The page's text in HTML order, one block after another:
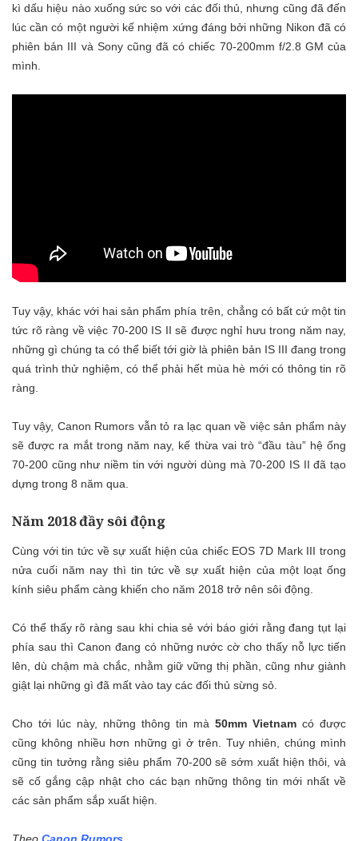
kì dấu hiệu nào xuống sức so với các đối thủ, nhưng cũng đã đến
lúc cần có một người kế nhiệm xứng đáng bởi những Nikon đã có
phiên bản III và Sony cũng đã có chiếc 70-200mm f/2.8 GM của
mình.
Tuy vậy, khác với hai sản phẩm phía trên, chẳng có bất cứ một tin
tức rõ ràng về việc 70-200 IS II sẽ được nghỉ hưu trong năm nay,
những gì chúng ta có thể biết tới giờ là phiên bản IS III đang trong
quá trình thử nghiệm, có thể phải hết mùa hè mới có thông tin rõ
ràng.
Tuy vậy, Canon Rumors vẫn tỏ ra lạc quan về việc sản phẩm này
sẽ được ra mắt trong năm nay, kế thừa vai trò “đầu tàu” hệ ống
70-200 cũng như niềm tin với người dùng mà 70-200 IS II đã tạo
dựng trong 8 năm qua.
Năm 2018 đầy sôi động
Cùng với tin tức về sự xuất hiện của chiếc EOS 7D Mark III trong
nửa cuối năm nay thì tin tức về sự xuất hiện của một loạt ống
kính siêu phẩm càng khiến cho năm 2018 trở nên sôi động.
Có thể thấy rõ ràng sau khi chia sẻ với báo giới rằng đang tụt lại
phía sau thì Canon đang có những nước cờ cho thấy nỗ lực tiến
lên, dù chậm mà chắc, nhằm giữ vững thị phần, cũng như giành
giật lại những gì đã mất vào tay các đối thủ sừng sỏ.
Cho tới lúc này, những thông tin mà 50mm Vietnam có được
cũng không nhiều hơn những gì ở trên. Tuy nhiên, chúng mình
cũng tin tưởng rằng siêu phẩm 70-200 sẽ sớm xuất hiện thôi, và
sẽ cố gắng cập nhật cho các bạn những thông tin mới nhất về
các sản phẩm sắp xuất hiện.